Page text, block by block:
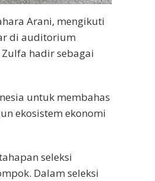
Arani, mengikuti
di auditorium
hadir sebagai
untuk membahas
ekosistem ekonomi
seleksi
Dalam seleksi